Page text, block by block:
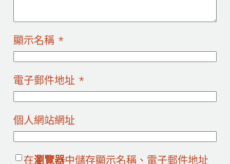
顯示名稱 *
電子郵件地址 *
個人網站網址
在瀏覽器中儲存顯示名稱、電子郵件地址